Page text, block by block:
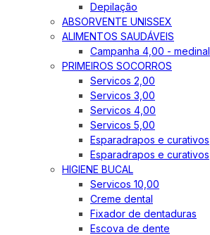
Depilação
ABSORVENTE UNISSEX
ALIMENTOS SAUDÁVEIS
Campanha 4,00 - medinal
PRIMEIROS SOCORROS
Servicos 2,00
Servicos 3,00
Servicos 4,00
Servicos 5,00
Esparadrapos e curativos
Esparadrapos e curativos
HIGIENE BUCAL
Servicos 10,00
Creme dental
Fixador de dentaduras
Escova de dente